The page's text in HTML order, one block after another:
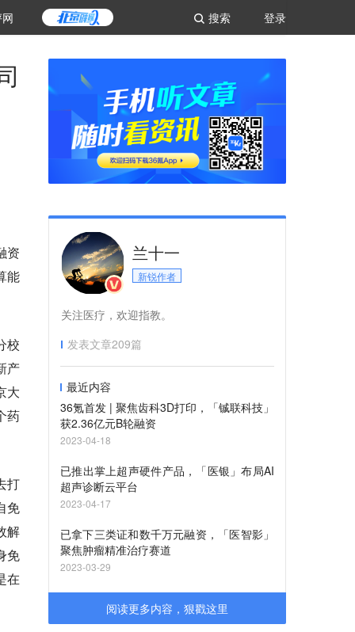
登录
搜索
资
能
校
产
大
药
打
免
解
免
在
兰十一
新锐作者
关注医疗，欢迎指教。
发表文章209篇
最近内容
36氪首发 | 聚焦齿科3D打印，「铖联科技」
获2.36亿元B轮融资
2023-04-18
已推出掌上超声硬件产品，「医银」布局AI
超声诊断云平台
2023-04-17
已拿下三类证和数千万元融资，「医智影」
聚焦肿瘤精准治疗赛道
2023-03-29
阅读更多内容，狠戳这里